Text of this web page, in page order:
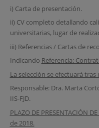
i) Carta de presentación.
ii) CV completo detallando
universitarias, lugar de
iii) Referencias / Cartas de
Indicando Referencia:
La selección se efectuará
Responsable: Dra. Marta
IIS-FJD.
PLAZO DE PRESENTACIÓN
de 2018.